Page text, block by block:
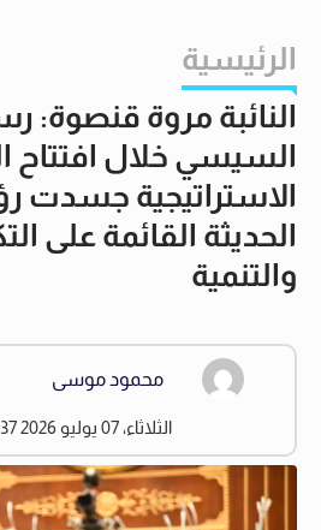
الرئيسية
النائبة مروة قنصوة:
السيسي خلال افتتاح
الاستراتيجية جسدت
الحديثة القائمة على
والتنمية
محمود موسى
الثلاثاء، 07 يوليو 2026 02:37 مساءً